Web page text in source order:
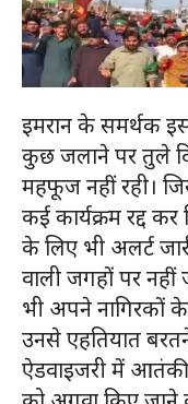
इमरान के समर्थक
कुछ जलाने पर तुले
महफूज नहीं रही।
कई कार्यक्रम रद्द
के लिए भी अलर्ट
वाली जगहों पर
भी अपने नागिरकों
उनसे एहतियात
ऐडवाइजरी में